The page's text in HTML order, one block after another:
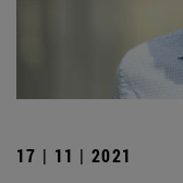
17 | 11 | 2021